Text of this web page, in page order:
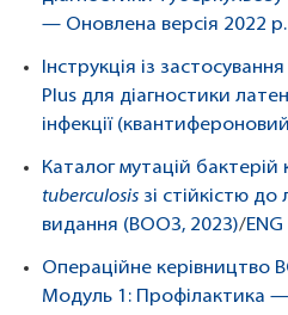
— Оновлена версія 2022 р.
Інструкція із
Plus для діагностики
інфекції
Каталог мутацій бактерій
tuberculosis зі стійкістю до
видання (ВООЗ, 2023)/ENG
Операційне керівництво
Модуль 1: Профілактика —